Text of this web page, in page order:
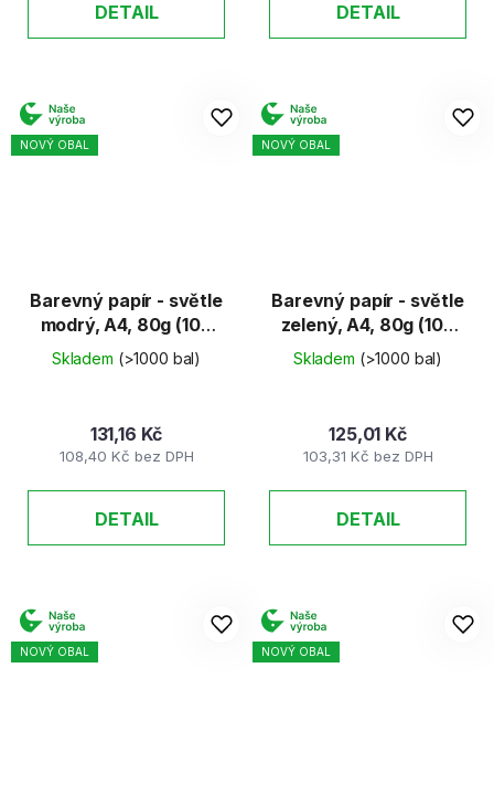
DETAIL DETAIL
NOVÝ OBAL
Barevný papír - světle
modrý, A4, 80g (100
listů)
Skladem (>1000 bal)
108,40 Kč bez DPH
131,16 Kč
DETAIL
NOVÝ OBAL
Barevný papír - světle
zelený, A4, 80g (100
listů)
Skladem (>1000 bal)
103,31 Kč bez DPH
125,01 Kč
DETAIL
NOVÝ OBAL NOVÝ OBAL